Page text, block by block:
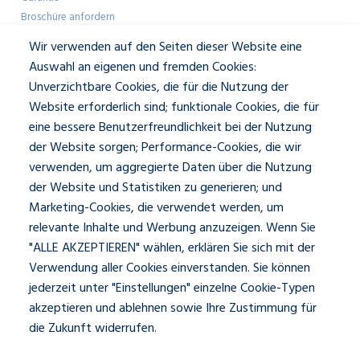
Broschüre anfordern
Showroom-Besuch
Architekten
Presse und Mediakit
Über JASNO
Unser Team
Kontakt und Öffnungszeiten
Social
Wir verwenden auf den Seiten dieser Website eine
Auswahl an eigenen und fremden Cookies:
Unverzichtbare Cookies, die für die Nutzung der
Website erforderlich sind; funktionale Cookies, die für
eine bessere Benutzerfreundlichkeit bei der Nutzung
der Website sorgen; Performance-Cookies, die wir
verwenden, um aggregierte Daten über die Nutzung
der Website und Statistiken zu generieren; und
Marketing-Cookies, die verwendet werden, um
relevante Inhalte und Werbung anzuzeigen. Wenn Sie
"ALLE AKZEPTIEREN" wählen, erklären Sie sich mit der
Verwendung aller Cookies einverstanden. Sie können
jederzeit unter "Einstellungen" einzelne Cookie-Typen
akzeptieren und ablehnen sowie Ihre Zustimmung für
die Zukunft widerrufen.